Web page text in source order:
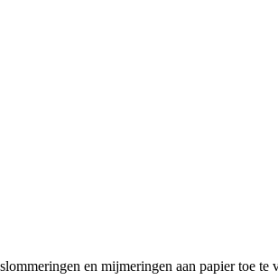
en mijmeringen aan papier toe te